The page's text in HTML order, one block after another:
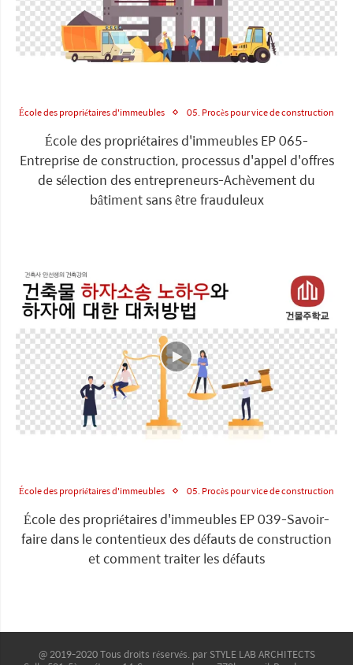
École des propriétaires d'immeubles 05. Procès pour vice de construction
École des propriétaires d'immeubles EP 065-
Entreprise de construction, processus d'appel d'offres
de sélection des entrepreneurs-Achèvement du
bâtiment sans être frauduleux
École des propriétaires d'immeubles 05. Procès pour vice de construction
École des propriétaires d'immeubles EP 039-Savoir-
faire dans le contentieux des défauts de construction
et comment traiter les défauts
@ 2019-2020 Tous droits réservés. par STYLE LAB ARCHITECTS